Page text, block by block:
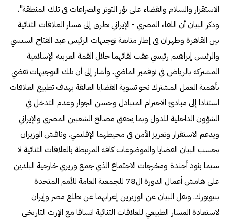
الاستقرار والسلام والقضاء على بؤر التوتر والصراعات في تلك المنطقة".
وذكر البيان أن اللقاء المصري - الإيراني تطرق إلى مسار العلاقات الثنائية
بين القاهرة وطهران فى إطار متابعة توجيهات الرئيس عبد الفتاح السيسي
والرئيس إبراهيم رئيسي عقب لقائهما خلال القمة العربية الإسلامية
المشتركة بالرياض في نوفمبر الماضي. وأشار إلى أن تلك التوجيهات تقضي
بأهمية العمل المشترك نحو تسوية القضايا العالقة بهدف تطبيع العلاقات
استنادا إلى مبادئ الاحترام المتبادل وحسن الجوار وعدم التدخل في
الشؤون الداخلية للدول وبما يحقق مصالح الشعبين المصرى والإيراني
ويدعم الاستقرار وتعزيز الأمن في محيطهما الإقليمي. وناقش الوزيران
بحسب البيان القضايا والموضوعات كافة المرتبطة بالعلاقات الثنائية لا
سيما بنود أجندة ومخرجات الاجتماع الذي جمع وزيري خارجية البلدين
على هامش أعمال الدورة ال78 للجمعية العامة للأمم المتحدة
بنيويورك. ونقل البيان عن الوزيرين إعرابهما عن تطلع مصر وإيران
لاستعادة المسار الطبيعي للعلاقات الثنائية اتساقا مع الإرث التاريخي